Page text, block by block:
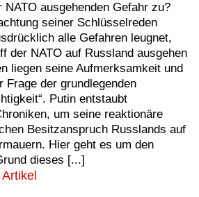
NATO ausgehenden Gefahr zu?
seiner Schlüsselreden
alle Gefahren leugnet,
der NATO auf Russland ausgehen
liegen seine Aufmerksamkeit und
Frage der grundlegenden
Putin entstaubt
um seine reaktionäre
Besitzanspruch Russlands auf
Hier geht es um den
dieses [...]